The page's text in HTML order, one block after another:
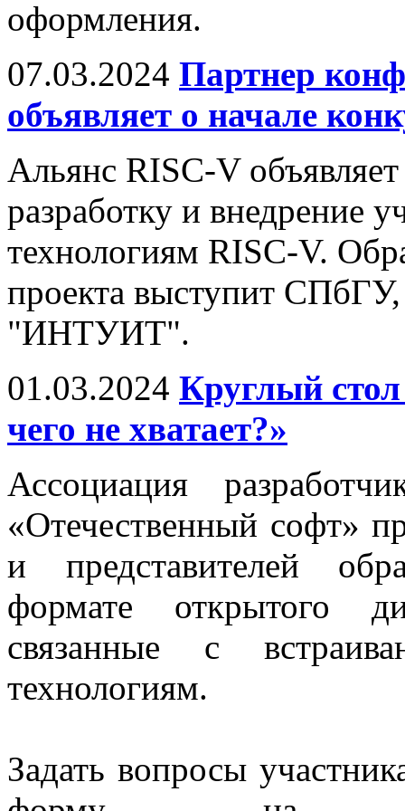
оформления.
07.03.2024 Партнер
объявляет о начале
Альянс RISC-V
разработку и внедрение
технологиям RISC-V.
проекта выступит
"ИНТУИТ".
01.03.2024 Круглый стол
чего не хватает?»
Ассоциация
«Отечественный софт»
и представителей
формате открытого
связанные с
технологиям.
Задать вопросы